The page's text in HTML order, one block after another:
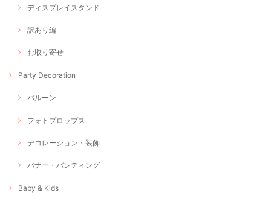
ディスプレイスタンド
訳あり編
お取り寄せ
Party Decoration
バルーン
フォトプロップス
デコレーション・装飾
バナー・バンティング
Baby & Kids